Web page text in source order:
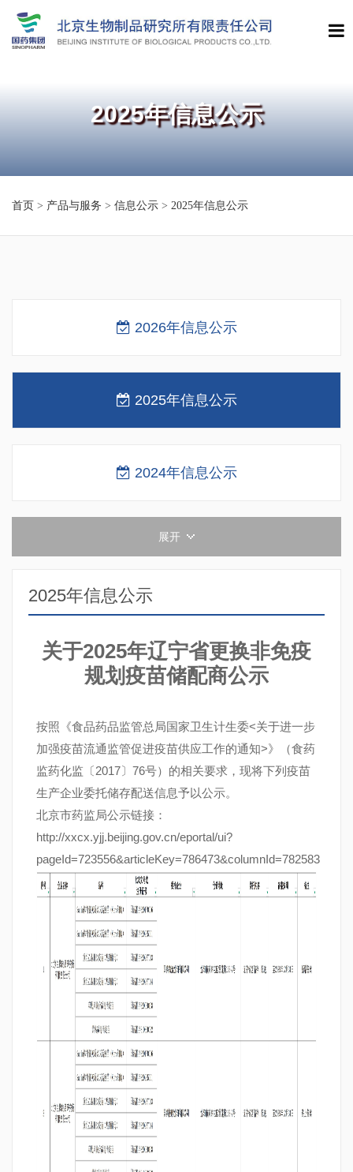
2025年信息公示
首页 > 产品与服务 > 信息公示 > 2025年信息公示
2026年信息公示
2025年信息公示
2024年信息公示
展开
2025年信息公示
关于2025年辽宁省更换非免疫
规划疫苗储配商公示
按照《食品药品监管总局国家卫生计生委<关于进一步
加强疫苗流通监管促进疫苗供应工作的通知>》（食药
监药化监〔2017〕76号）的相关要求，现将下列疫苗
生产企业委托储存配送信息予以公示。
北京市药监局公示链接：
http://xxcx.yjj.beijing.gov.cn/eportal/ui?
pageId=723556&articleKey=786473&columnId=782583